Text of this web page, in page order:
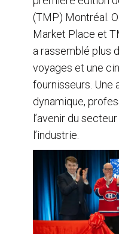
(TMP) Montréal.
Market Place et
a rassemblé plus
voyages et une
fournisseurs. Une
dynamique,
l’avenir du
l’industrie.